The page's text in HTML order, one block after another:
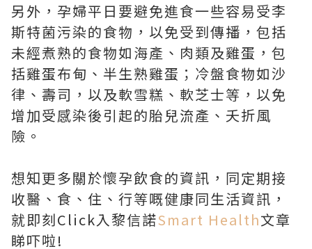
另外，孕婦平日要避免進食一些容易受李
斯特菌污染的食物，以免受到傳播，包括
未經煮熟的食物如海產、肉類及雞蛋，包
括雞蛋布甸、半生熟雞蛋；冷盤食物如沙
律、壽司，以及軟雪糕、軟芝士等，以免
增加受感染後引起的胎兒流產、夭折風
險。
想知更多關於懷孕飲食的資訊，同定期接
收醫、食、住、行等嘅健康同生活資訊，
就即刻Click入黎信諾Smart Health文章
睇吓啦!